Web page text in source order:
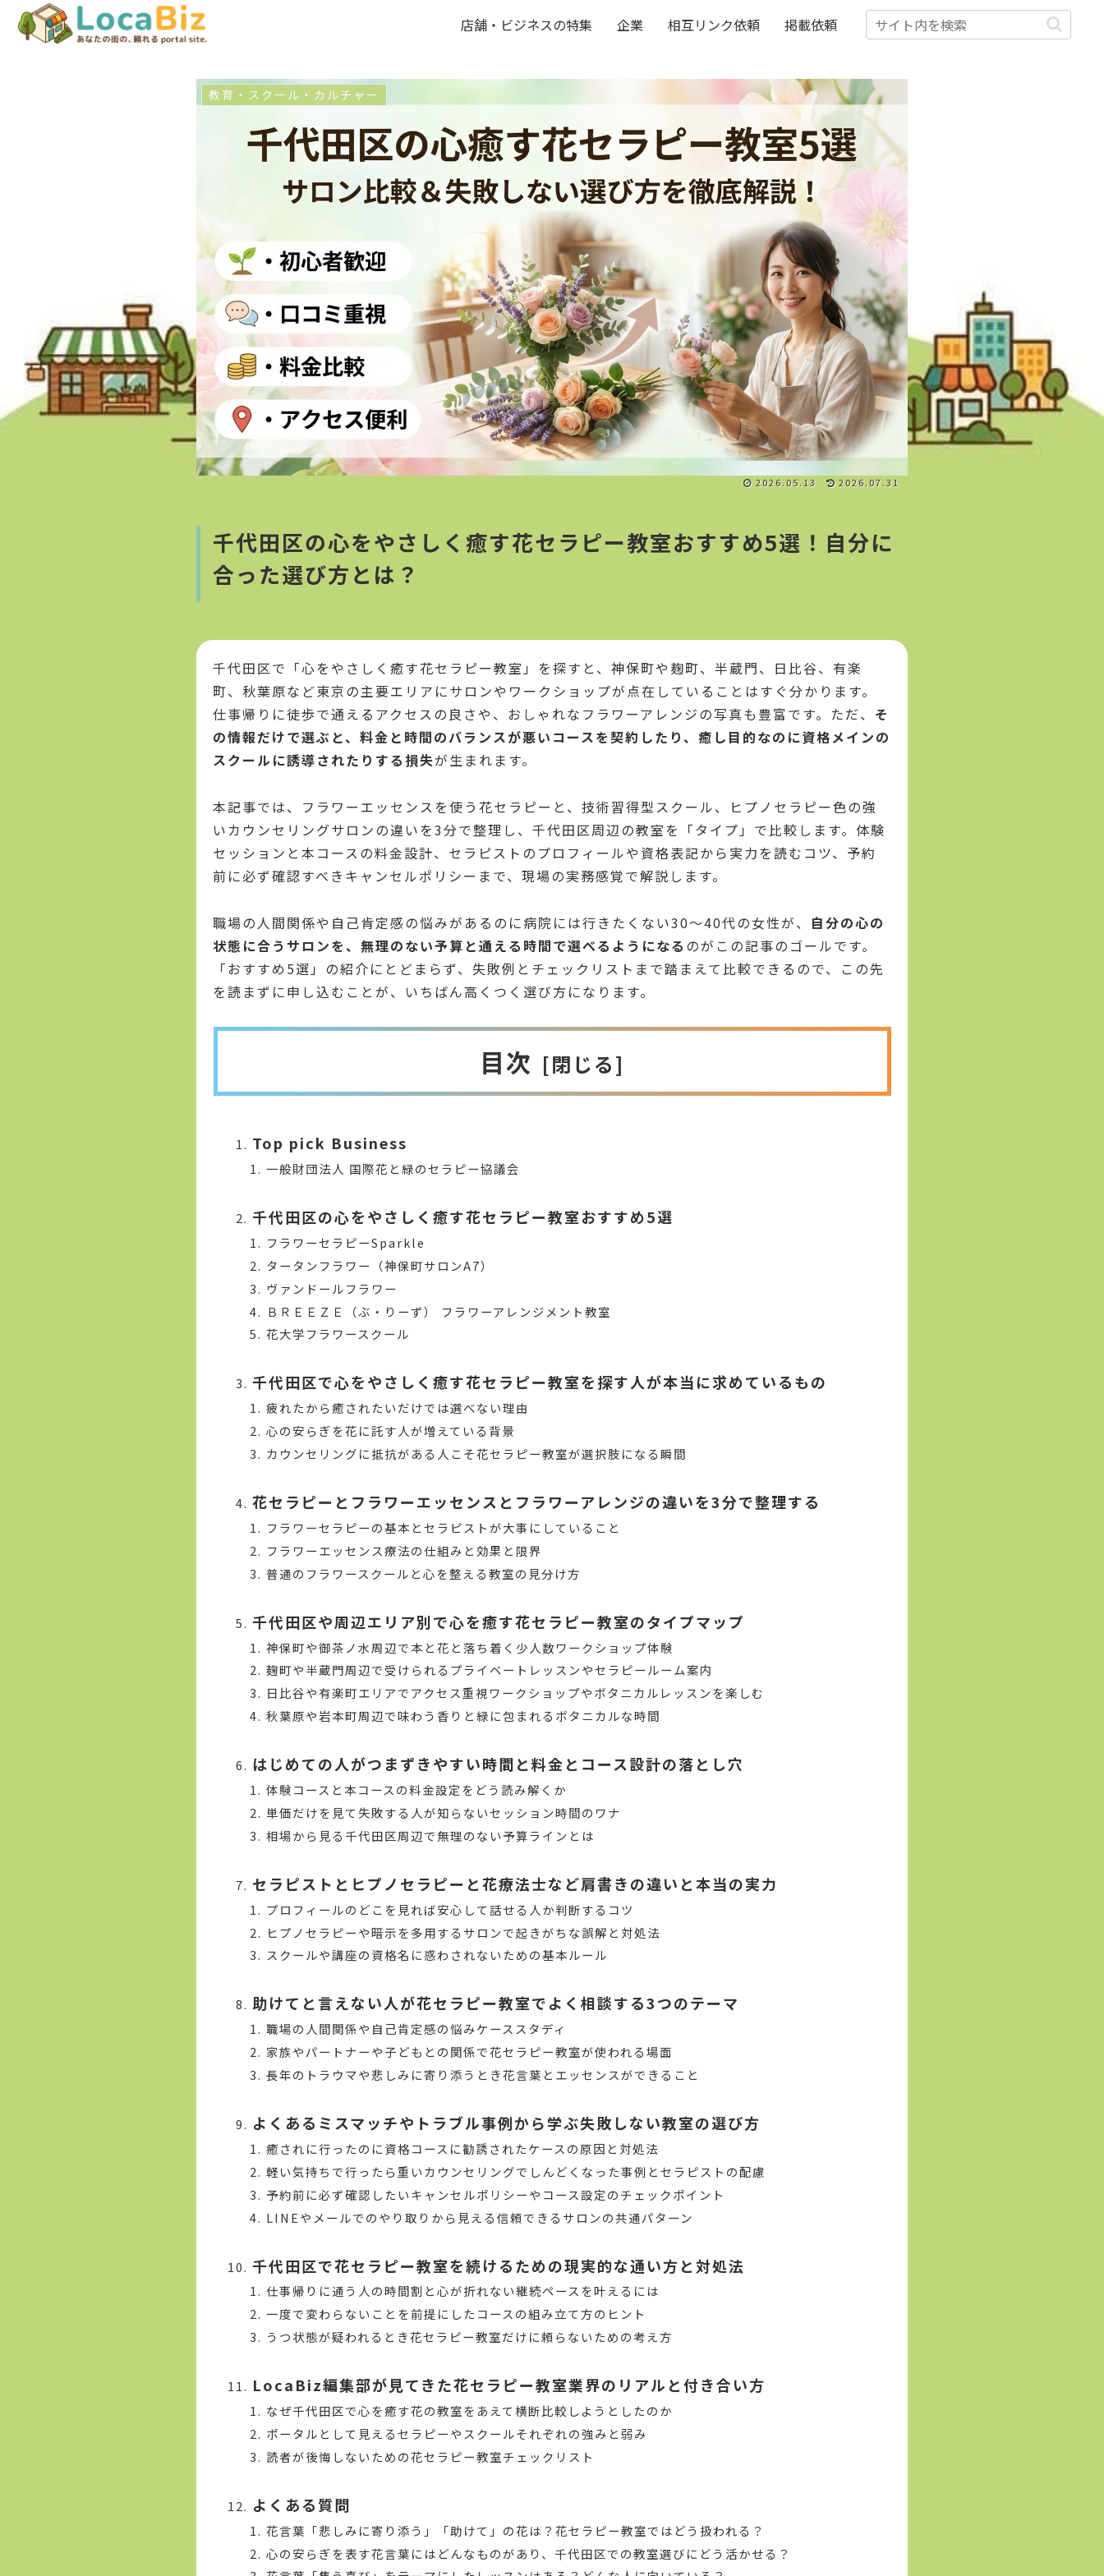
店舗・ビジネスの特集 企業 相互リンク依頼 掲載依頼
千代田区の心をやさしく癒す花セラピー教室おすすめ5選！自分に
合った選び方とは？
教育・スクール・カルチャー
2026.05.13 2026.07.31
千代田区で「心をやさしく癒す花セラピー教室」を探すと、神保町や麹町、半蔵門、日比谷、有楽
町、秋葉原など東京の主要エリアにサロンやワークショップが点在していることはすぐ分かります。
仕事帰りに徒歩で通えるアクセスの良さや、おしゃれなフラワーアレンジの写真も豊富です。ただ、 そ
の情報だけで選ぶと、料金と時間のバランスが悪いコースを契約したり、癒し目的なのに資格メインの
スクールに誘導されたりする損失が生まれます。
本記事では、フラワーエッセンスを使う花セラピーと、技術習得型スクール、ヒプノセラピー色の強
いカウンセリングサロンの違いを3分で整理し、千代田区周辺の教室を「タイプ」で比較します。体験
セッションと本コースの料金設計、セラピストのプロフィールや資格表記から実力を読むコツ、予約
前に必ず確認すべきキャンセルポリシーまで、現場の実務感覚で解説します。
職場の人間関係や自己肯定感の悩みがあるのに病院には行きたくない30〜40代の女性が、 自分の心の
状態に合うサロンを、無理のない予算と通える時間で選べるようになる のがこの記事のゴールです。
「おすすめ5選」の紹介にとどまらず、失敗例とチェックリストまで踏まえて比較できるので、この先
を読まずに申し込むことが、いちばん高くつく選び方になります。
目次
Top pick Business
一般財団法人 国際花と緑のセラピー協議会
千代田区の心をやさしく癒す花セラピー教室おすすめ5選
フラワーセラピーSparkle
タータンフラワー（神保町サロンA7）
ヴァンドールフラワー
ＢＲＥＥＺＥ（ぶ・りーず） フラワーアレンジメント教室
花大学フラワースクール
千代田区で心をやさしく癒す花セラピー教室を探す人が本当に求めているもの
疲れたから癒されたいだけでは選べない理由
心の安らぎを花に託す人が増えている背景
カウンセリングに抵抗がある人こそ花セラピー教室が選択肢になる瞬間
花セラピーとフラワーエッセンスとフラワーアレンジの違いを3分で整理する
フラワーセラピーの基本とセラピストが大事にしていること
フラワーエッセンス療法の仕組みと効果と限界
普通のフラワースクールと心を整える教室の見分け方
千代田区や周辺エリア別で心を癒す花セラピー教室のタイプマップ
神保町や御茶ノ水周辺で本と花と落ち着く少人数ワークショップ体験
麹町や半蔵門周辺で受けられるプライベートレッスンやセラピールーム案内
日比谷や有楽町エリアでアクセス重視ワークショップやボタニカルレッスンを楽しむ
秋葉原や岩本町周辺で味わう香りと緑に包まれるボタニカルな時間
はじめての人がつまずきやすい時間と料金とコース設計の落とし穴
体験コースと本コースの料金設定をどう読み解くか
単価だけを見て失敗する人が知らないセッション時間のワナ
相場から見る千代田区周辺で無理のない予算ラインとは
セラピストとヒプノセラピーと花療法士など肩書きの違いと本当の実力
プロフィールのどこを見れば安心して話せる人か判断するコツ
ヒプノセラピーや暗示を多用するサロンで起きがちな誤解と対処法
スクールや講座の資格名に惑わされないための基本ルール
助けてと言えない人が花セラピー教室でよく相談する3つのテーマ
職場の人間関係や自己肯定感の悩みケーススタディ
家族やパートナーや子どもとの関係で花セラピー教室が使われる場面
長年のトラウマや悲しみに寄り添うとき花言葉とエッセンスができること
よくあるミスマッチやトラブル事例から学ぶ失敗しない教室の選び方
癒されに行ったのに資格コースに勧誘されたケースの原因と対処法
軽い気持ちで行ったら重いカウンセリングでしんどくなった事例とセラピストの配慮
予約前に必ず確認したいキャンセルポリシーやコース設定のチェックポイント
LINEやメールでのやり取りから見える信頼できるサロンの共通パターン
千代田区で花セラピー教室を続けるための現実的な通い方と対処法
仕事帰りに通う人の時間割と心が折れない継続ペースを叶えるには
一度で変わらないことを前提にしたコースの組み立て方のヒント
うつ状態が疑われるとき花セラピー教室だけに頼らないための考え方
LocaBiz編集部が見てきた花セラピー教室業界のリアルと付き合い方
なぜ千代田区で心を癒す花の教室をあえて横断比較しようとしたのか
ポータルとして見えるセラピーやスクールそれぞれの強みと弱み
読者が後悔しないための花セラピー教室チェックリスト
よくある質問
花言葉「悲しみに寄り添う」「助けて」の花は？花セラピー教室ではどう扱われる？
心の安らぎを表す花言葉にはどんなものがあり、千代田区での教室選びにどう活かせる？